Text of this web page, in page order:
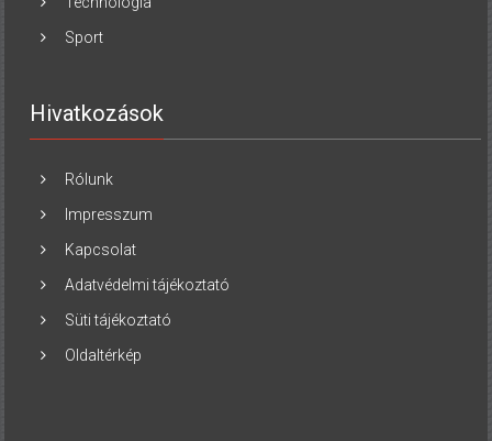
Sport
Hivatkozások
Rólunk
Impresszum
Kapcsolat
Adatvédelmi tájékoztató
Süti tájékoztató
Oldaltérkép